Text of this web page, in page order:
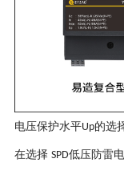
电压保护水平Up的选
在选择 SPD低压防雷